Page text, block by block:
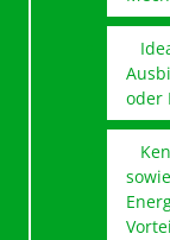
oder